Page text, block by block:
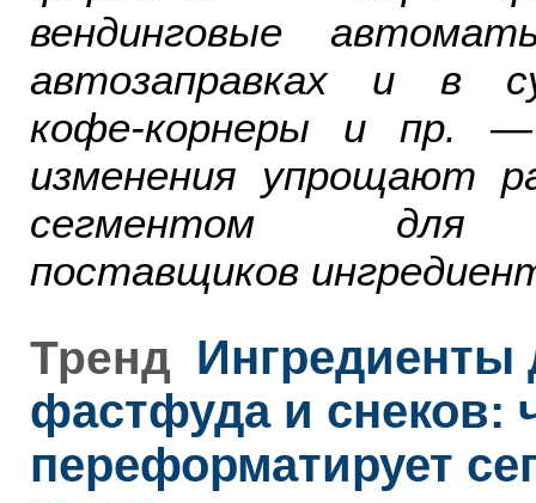
вендинговые
автозаправках и в
кофе-корнеры и пр.
изменения упрощают
сегментом для
поставщиков
Тренд Ингредиенты
фастфуда и снеков:
переформатирует